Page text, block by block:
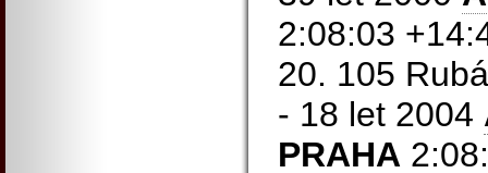
2:08:03
20. 105
- 18 let 2004
PRAHA